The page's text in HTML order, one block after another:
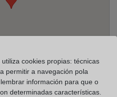
cookies propias: técnicas
permitir a navegación pola
información para que o
determinadas características.